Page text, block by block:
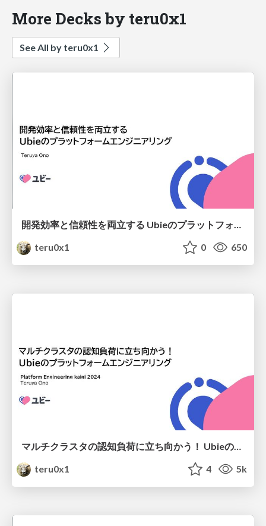
More Decks by teru0x1
See All by teru0x1
開発効率と信頼性を両立する Ubieのプラットフォームエンジニアリング
teru0x1
0 650
teru0x1
4 5k